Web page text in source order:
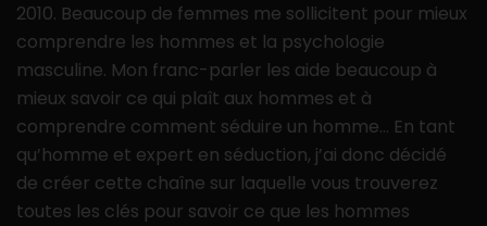
2010. Beaucoup de femmes me sollicitent pour mieux
comprendre les hommes et la psychologie
masculine. Mon franc-parler les aide beaucoup à
mieux savoir ce qui plaît aux hommes et à
comprendre comment séduire un homme… En tant
qu’homme et expert en séduction, j’ai donc décidé
de créer cette chaîne sur laquelle vous trouverez
toutes les clés pour savoir ce que les hommes